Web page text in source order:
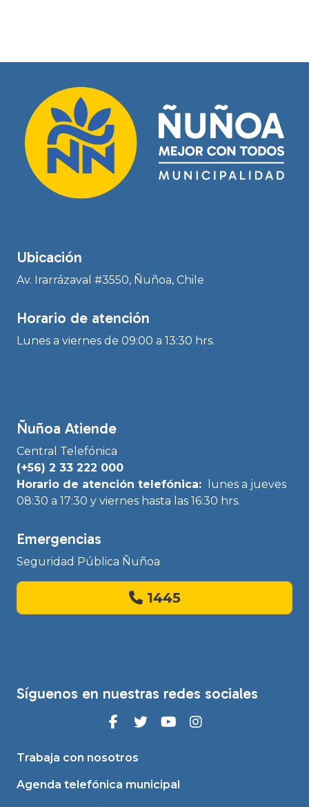
Ubicación
Av. Irarrázaval #3550, Ñuñoa, Chile
Horario de atención
Lunes a viernes de 09:00 a 13:30 hrs.
Ñuñoa Atiende
Central Telefónica
(+56) 2 33 222 000
Horario de atención telefónica:
lunes a jueves
08:30 a 17:30 y viernes hasta las 16:30 hrs.
Emergencias
Seguridad Pública Ñuñoa
1445
Síguenos en nuestras redes sociales
Trabaja con nosotros
Agenda telefónica municipal